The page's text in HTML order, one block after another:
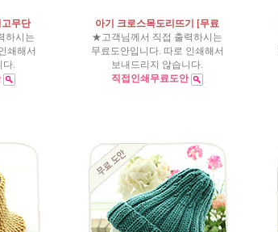
무단
하시는
쇄해서
다.
아기 크로스목도리뜨기 [무료
★고객님께서 직접 출력하시는
무료도안입니다. 따로 인쇄해서
보내드리지 않습니다.
직접인쇄무료도안